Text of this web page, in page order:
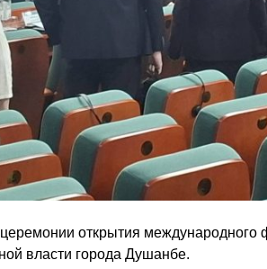
церемонии открытия
власти города Душанбе.